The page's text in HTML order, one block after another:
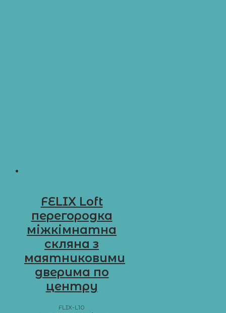
FELIX Loft
перегородка
міжкімнатна
скляна з
маятниковими
дверима по
центру
FLIX-L10